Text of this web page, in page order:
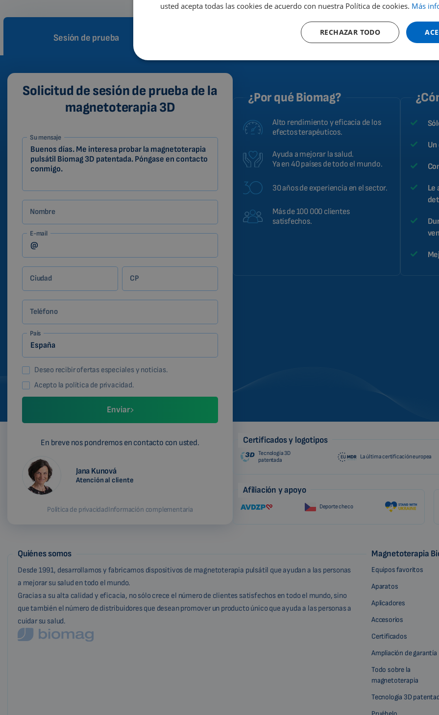
Sesión de prueba Alquiler
Solicitud de sesión de prueba de la
magnetoterapia 3D
1-
ES
Zákazník
Su mensaje
Nombre
E-mail
Ciudad CP
Teléfono
País
Deseo recibir ofertas especiales y noticias.
Acepto la política de privacidad.
Enviar
En breve nos pondremos en contacto con usted.
Jana Kunová
Atención al cliente
Política de privacidadInformación complementaria
¿Por qué Biomag?
Alto rendimiento y eficacia de los
efectos terapéuticos.
Ayuda a mejorar la salud.
Ya en 40 países de todo el mundo.
30 años de experiencia en el sector.
Más de 100 000 clientes
satisfechos.
Le
Certificados y logotipos
Tecnología 3D
patentada
La última certificación europea
Afiliación y apoyo
Deporte checo
Quiénes somos
Desde 1991, desarrollamos y fabricamos dispositivos de magnetoterapia pulsátil que ayudan a las personas
a mejorar su salud en todo el mundo.
Gracias a su alta calidad y eficacia, no sólo crece el número de clientes satisfechos en todo el mundo, sino
que también el número de distribuidores que desean promover un producto único que ayuda a las personas a
cuidar su salud.
Magnetoterapia
Equipos favoritos
Aparatos
Aplicadores
Accesorios
Certificados
Ampliación de garantía
Todo sobre la
magnetoterapia
Tecnología 3D
usted acepta todas las cookies de acuerdo con nuestra Política de cookies. Más
RECHAZAR TODO